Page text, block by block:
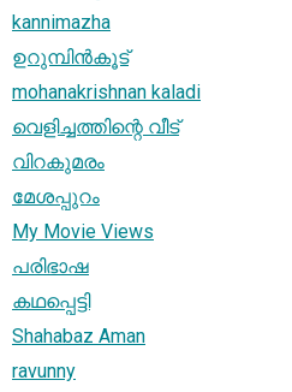
kannimazha
ഉറുമ്പിന്‍കൂട്
mohanakrishnan kaladi
വെളിച്ചത്തിന്റെ വീട്
വിറകുമരം
മേശപ്പുറം
My Movie Views
പരിഭാഷ
കഥപ്പെട്ടി
Shahabaz Aman
ravunny